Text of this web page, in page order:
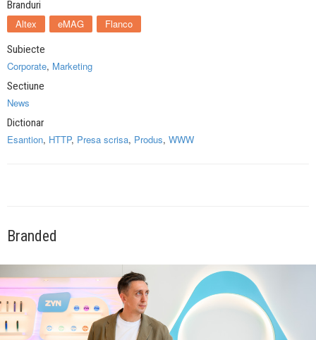
Branduri
Altex eMAG Flanco
Subiecte
Corporate, Marketing
Sectiune
News
Dictionar
Esantion, HTTP, Presa scrisa, Produs, WWW
Branded